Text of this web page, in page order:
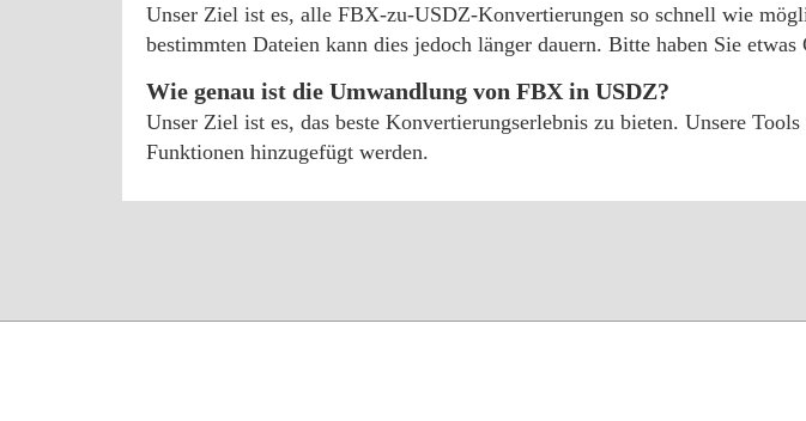
Unser Ziel ist es, alle FBX-zu-USDZ-Konvertierungen so schnell wie
bestimmten Dateien kann dies jedoch länger dauern. Bitte haben Sie etwas
Wie genau ist die Umwandlung von FBX in USDZ?
Unser Ziel ist es, das beste Konvertierungserlebnis zu bieten. Unsere
Funktionen hinzugefügt werden.